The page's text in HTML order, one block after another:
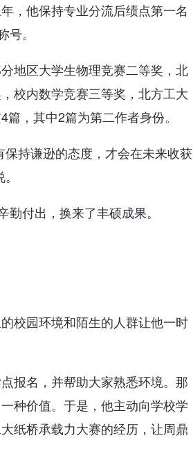
，他保持专业分流后绩点第一名
。
地区大学生物理竞赛二等奖，北
校内数学竞赛三等奖，北方工大
，其中2篇为第二作者身份。
持谦逊的态度，才会在未来收获
付出，换来了丰硕成果。
校园环境和陌生的人群让他一时
报名，并帮助大家熟悉环境。那
种价值。于是，他主动向学校学
纸桥承载力大赛的经历，让周鼎